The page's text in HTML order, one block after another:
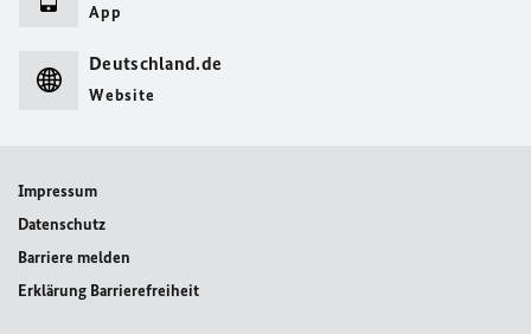
App
Deutschland.de
Website
Impressum
Datenschutz
Barriere melden
Erklärung Barrierefreiheit